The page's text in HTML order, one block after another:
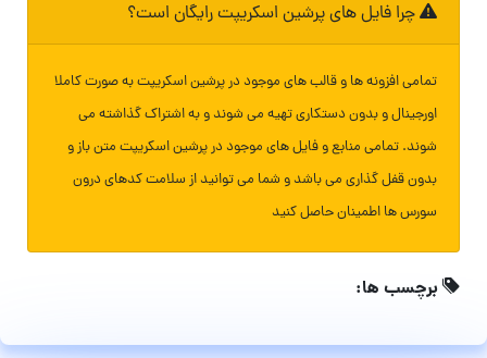
چرا فایل های پرشین اسکریپت رایگان است؟
تمامی افزونه ها و قالب های موجود در پرشین اسکریپت به صورت کاملا
اورجینال و بدون دستکاری تهیه می شوند و به اشتراک گذاشته می
شوند. تمامی منابع و فایل های موجود در پرشین اسکریپت متن باز و
بدون قفل گذاری می باشد و شما می توانید از سلامت کدهای درون
سورس ها اطمینان حاصل کنید
برچسب ها: